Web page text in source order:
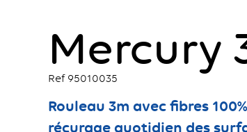
Mercury
Ref 95010035
Rouleau 3m avec fibres
récurage quotidien des